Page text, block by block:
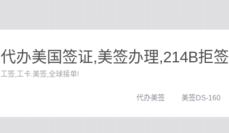
代办美国签证,美签办理,214B拒
工签,工卡.美签,全球接单!
美签DS-160
代办美签